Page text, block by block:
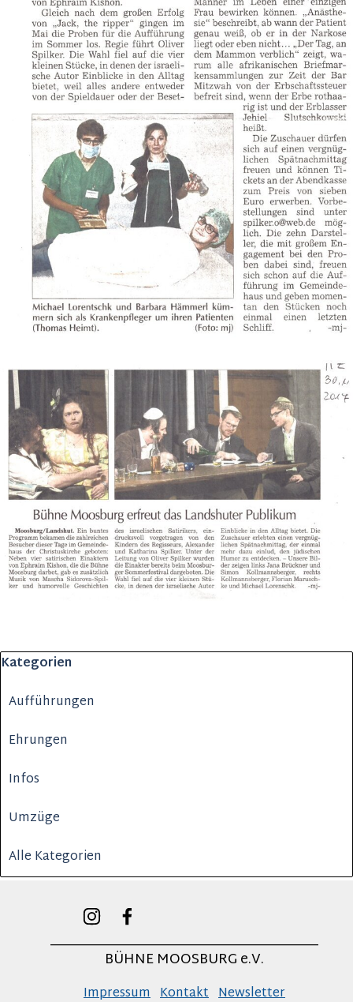
Block überspringen Kategorien
Kategorien
Aufführungen
Ehrungen
Infos
Umzüge
Alle Kategorien
______________________________________
BÜHNE MOOSBURG e.V.
Impressum Kontakt Newsletter